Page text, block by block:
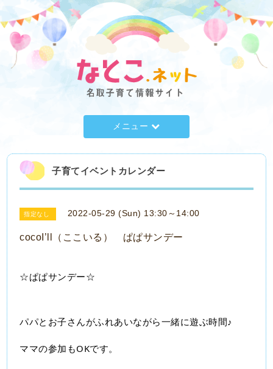
メニュー
子育てイベントカレンダー
指定なし 2022-05-29 (Sun) 13:30～14:00
cocoI’ll（ここいる） ぱぱサンデー
☆ぱぱサンデー☆
パパとお子さんがふれあいながら一緒に遊ぶ時間♪
ママの参加もOKです。